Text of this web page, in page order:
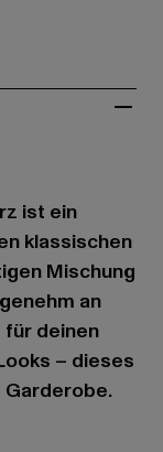
ist ein
klassischen
Mischung
an
deinen
– dieses
Garderobe.